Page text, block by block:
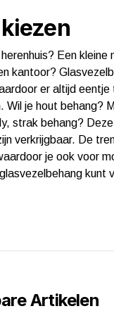
Een kleine
kantoor?
er altijd eentje
Wil je hout behang?
strak behang?
verkrijgbaar. De
je ook voor
kunt
Artikelen